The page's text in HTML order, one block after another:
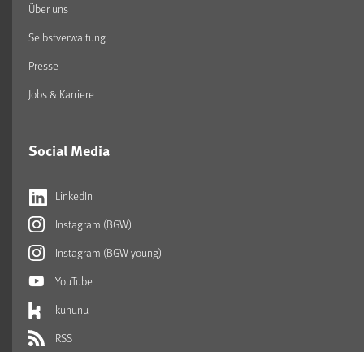
Über uns
Selbstverwaltung
Presse
Jobs & Karriere
Social Media
LinkedIn
Instagram (BGW)
Instagram (BGW young)
YouTube
kununu
RSS